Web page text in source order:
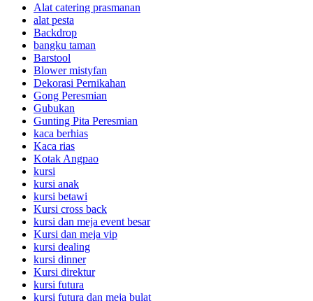
Alat catering prasmanan
alat pesta
Backdrop
bangku taman
Barstool
Blower mistyfan
Dekorasi Pernikahan
Gong Peresmian
Gubukan
Gunting Pita Peresmian
kaca berhias
Kaca rias
Kotak Angpao
kursi
kursi anak
kursi betawi
Kursi cross back
kursi dan meja event besar
Kursi dan meja vip
kursi dealing
kursi dinner
Kursi direktur
kursi futura
kursi futura dan meja bulat